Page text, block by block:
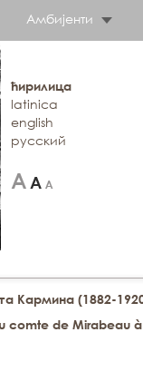
Амбијенти
ћирилица
latinica
english
русский
Кармина (1882-
comte de Mirabeau